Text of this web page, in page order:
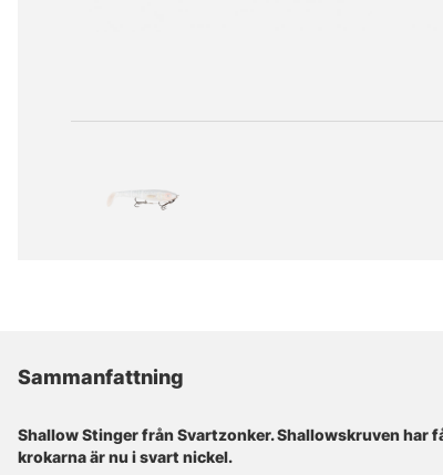
Sammanfattning
Shallow Stinger från Svartzonker. Shallowskruven har
krokarna är nu i svart nickel.